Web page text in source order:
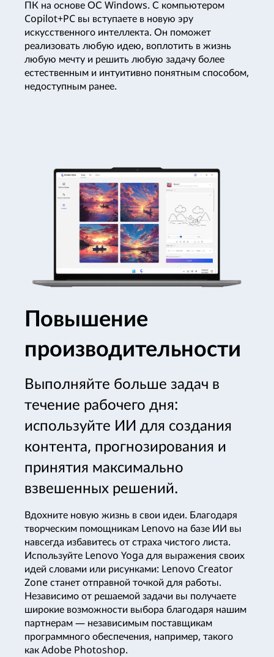
ПК на основе ОС Windows. С компьютером
Copilot+PC вы вступаете в новую эру
искусственного интеллекта. Он поможет
реализовать любую идею, воплотить в жизнь
любую мечту и решить любую задачу более
естественным и интуитивно понятным способом,
недоступным ранее.
Повышение
производительности
Выполняйте больше задач в
течение рабочего дня:
используйте ИИ для создания
контента, прогнозирования и
принятия максимально
взвешенных решений.
Вдохните новую жизнь в свои идеи. Благодаря
творческим помощникам Lenovo на базе ИИ вы
навсегда избавитесь от страха чистого листа.
Используйте Lenovo Yoga для выражения своих
идей словами или рисунками: Lenovo Creator
Zone станет отправной точкой для работы.
Независимо от решаемой задачи вы получаете
широкие возможности выбора благодаря нашим
партнерам — независимым поставщикам
программного обеспечения, например, такого
как Adobe Photoshop.